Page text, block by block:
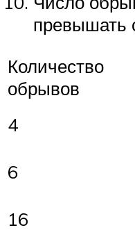
превышать
Количество
обрывов
4
6
16